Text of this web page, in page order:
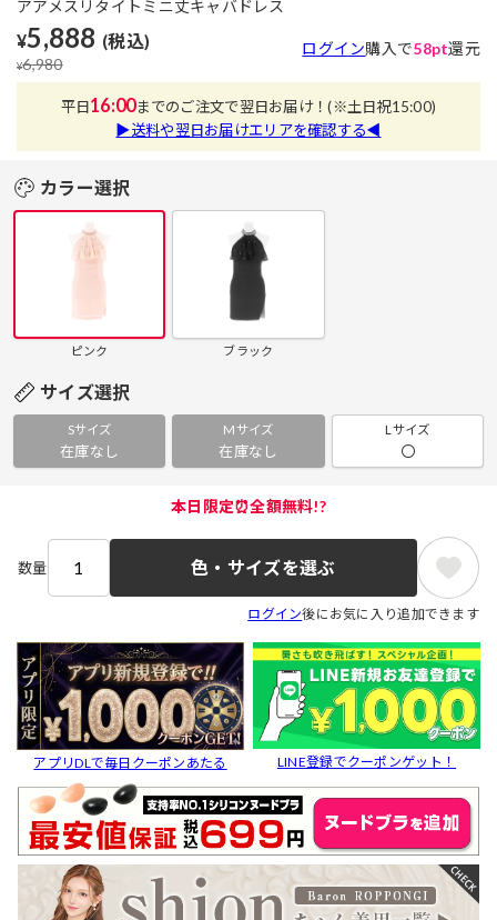
アアメスリタイトミニ丈キャバドレス
¥5,888 (税込)
¥6,980
ログイン購入で58pt還元
平日16:00までのご注文で翌日お届け！(※土日祝15:00)
▶送料や翌日お届けエリアを確認する◀
カラー選択
ピンク ブラック
サイズ選択
Sサイズ
在庫なし
Mサイズ
在庫なし
Lサイズ
〇
本日限定⏰全額無料!?
数量 色・サイズを選ぶ
ログイン後にお気に入り追加できます
アプリDLで毎日クーポンあたる LINE登録でクーポンゲット！